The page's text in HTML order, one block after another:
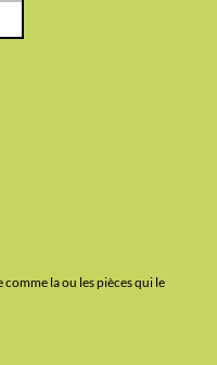
comme la ou les pièces qui le